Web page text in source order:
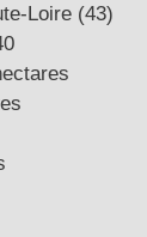
Loire (43)